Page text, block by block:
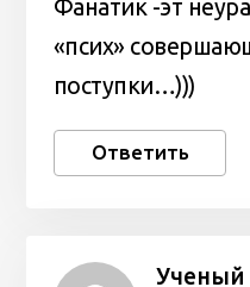
Фанатик -эт
«псих»
поступки…)))
Ответить
Ученый